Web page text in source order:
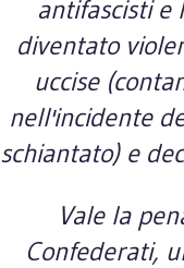
antifascisti e
diventato
uccise
nell'incidente
schiantato) e
Vale la
Confederati,